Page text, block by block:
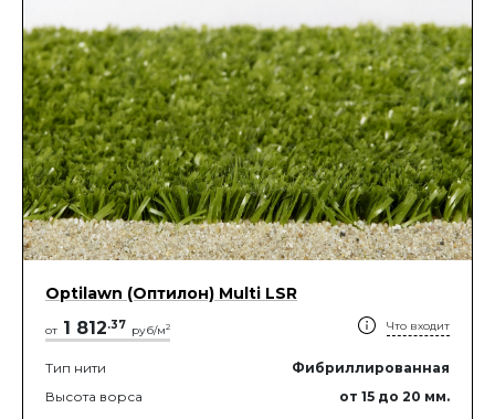
Optilawn (Оптилон) Multi LSR
от 1 812.37 руб/м2 Что входит
Тип нити
Фибриллированная
Высота ворса
от 15 до 20 мм.